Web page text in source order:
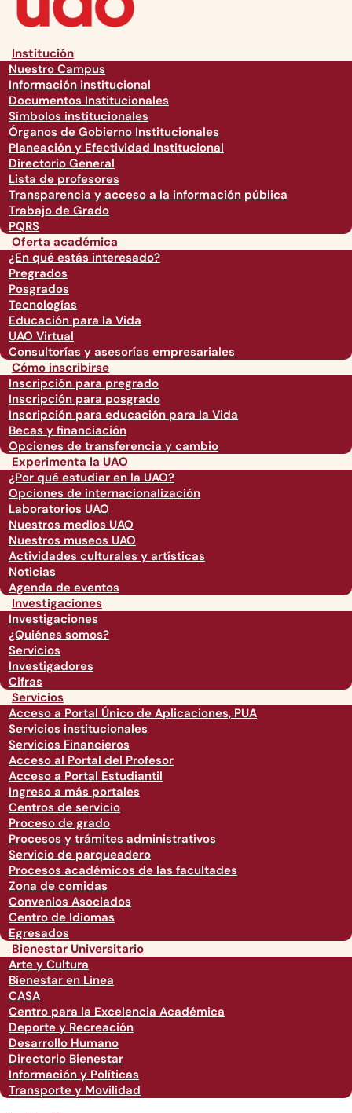
Institución
Nuestro Campus
Información institucional
Documentos Institucionales
Símbolos institucionales
Órganos de Gobierno Institucionales
Planeación y Efectividad Institucional
Directorio General
Lista de profesores
Transparencia y acceso a la información pública
Trabajo de Grado
PQRS
Oferta académica
¿En qué estás interesado?
Pregrados
Posgrados
Tecnologías
Educación para la Vida
UAO Virtual
Consultorías y asesorías empresariales
Cómo inscribirse
Inscripción para pregrado
Inscripción para posgrado
Inscripción para educación para la Vida
Becas y financiación
Opciones de transferencia y cambio
Experimenta la UAO
¿Por qué estudiar en la UAO?
Opciones de internacionalización
Laboratorios UAO
Nuestros medios UAO
Nuestros museos UAO
Actividades culturales y artísticas
Noticias
Agenda de eventos
Investigaciones
Investigaciones
¿Quiénes somos?
Servicios
Investigadores
Cifras
Servicios
Acceso a Portal Único de Aplicaciones, PUA
Servicios institucionales
Servicios Financieros
Acceso al Portal del Profesor
Acceso a Portal Estudiantil
Ingreso a más portales
Centros de servicio
Proceso de grado
Procesos y trámites administrativos
Servicio de parqueadero
Procesos académicos de las facultades
Zona de comidas
Convenios Asociados
Centro de Idiomas
Egresados
Bienestar Universitario
Arte y Cultura
Bienestar en Linea
CASA
Centro para la Excelencia Académica
Deporte y Recreación
Desarrollo Humano
Directorio Bienestar
Información y Políticas
Transporte y Movilidad